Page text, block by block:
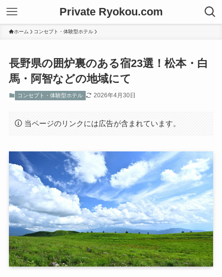
Private Ryokou.com
ホーム コンセプト・体験型ホテル
長野県の囲炉裏のある宿23選！松本・白
馬・阿智などの地域にて
コンセプト・体験型ホテル 2026年4月30日
当ページのリンクには広告が含まれています。